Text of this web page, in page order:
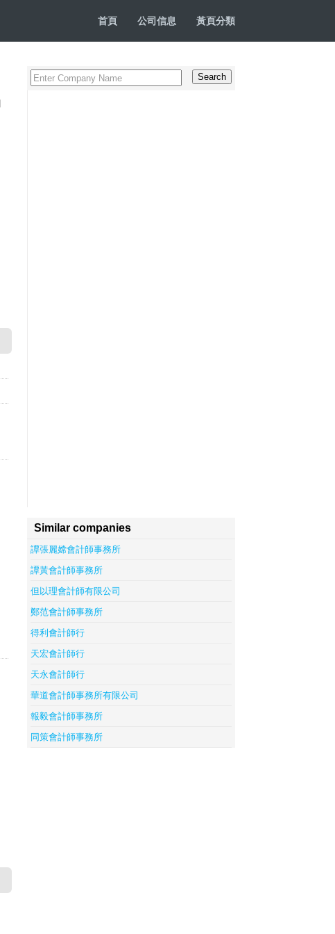
首頁 公司信息 黃頁分類
Similar companies
譚張麗嫦會計師事務所
譚黃會計師事務所
但以理會計師有限公司
鄭范會計師事務所
得利會計師行
天宏會計師行
天永會計師行
華道會計師事務所有限公司
報毅會計師事務所
同策會計師事務所